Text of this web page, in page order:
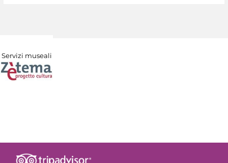
Servizi museali